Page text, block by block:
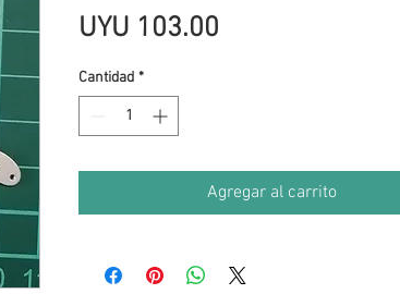
UYU 103.00
Cantidad *
Agregar al carrito